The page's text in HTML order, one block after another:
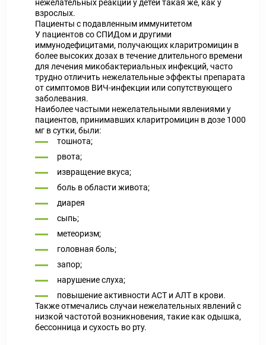
нежелательных реакций у детей такая же, как у
взрослых.
Пациенты с подавленным иммунитетом
У пациентов со СПИДом и другими
иммунодефицитами, получающих кларитромицин в
более высоких дозах в течение длительного времени
для лечения микобактериальных инфекций, часто
трудно отличить нежелательные эффекты препарата
от симптомов ВИЧ-инфекции или сопутствующего
заболевания.
Наиболее частыми нежелательными явлениями у
пациентов, принимавших кларитромицин в дозе 1000
мг в сутки, были:
тошнота;
рвота;
извращение вкуса;
боль в области живота;
диарея
сыпь;
метеоризм;
головная боль;
запор;
нарушение слуха;
повышение активности ACT и АЛТ в крови.
Также отмечались случаи нежелательных явлений с
низкой частотой возникновения, такие как одышка,
бессонница и сухость во рту.